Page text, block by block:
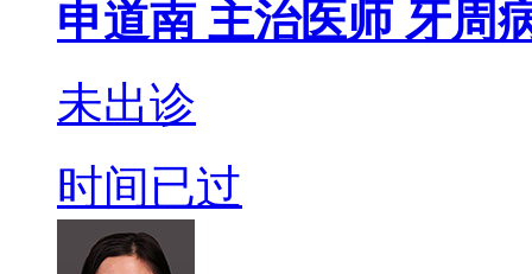
申道南 主治医师 牙周
未出诊
时间已过